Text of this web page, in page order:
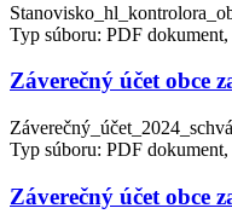
Typ súboru: PDF
Záverečný účet obce
Typ súboru: PDF
Záverečný účet obce